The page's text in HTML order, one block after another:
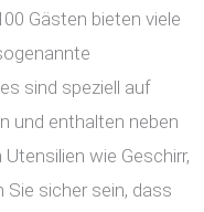
Gästen bieten viele
sind speziell auf
und enthalten neben
wie Geschirr,
sicher sein, dass